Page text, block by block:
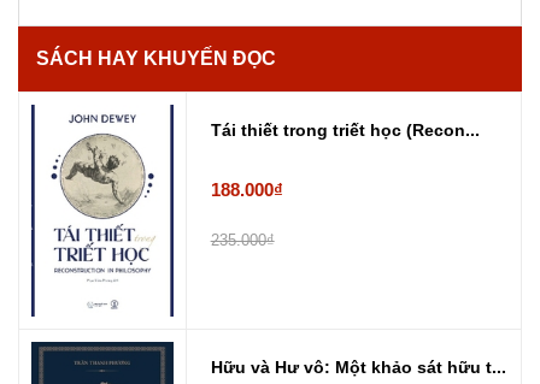
SÁCH HAY KHUYẾN ĐỌC
Tái thiết trong triết học (Recon...
188.000₫
235.000₫
Hữu và Hư vô: Một khảo sát hữu t...